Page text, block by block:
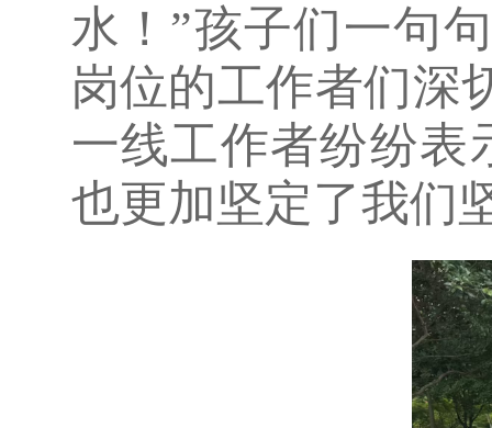
水！”孩子们一句
岗位的工作者们深
一线工作者纷纷表
也更加坚定了我们